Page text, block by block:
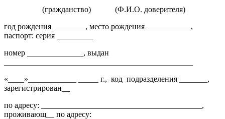
(гражданство)
(Ф.И.О. доверителя)
год рождения ________, место рождения ___________,
паспорт: серия _________
номер ______________, выдан
«____»____________ _____ г., код подразделения _______,
зарегистрирован__
по адресу: ________________________________________,
проживающ__ по адресу: